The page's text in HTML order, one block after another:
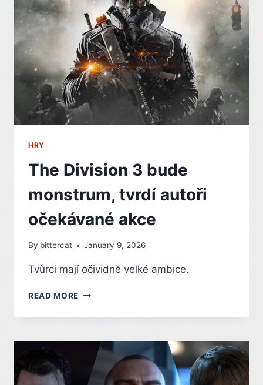
DO
HERNÍHO
HITU
HRY
The Division 3 bude
monstrum, tvrdí autoři
očekávané akce
By bittercat January 9, 2026
Tvůrci mají očividně velké ambice.
READ MORE THE
3
MONSTRUM,
TVRDÍ
AUTOŘI
OČEKÁVANÉ